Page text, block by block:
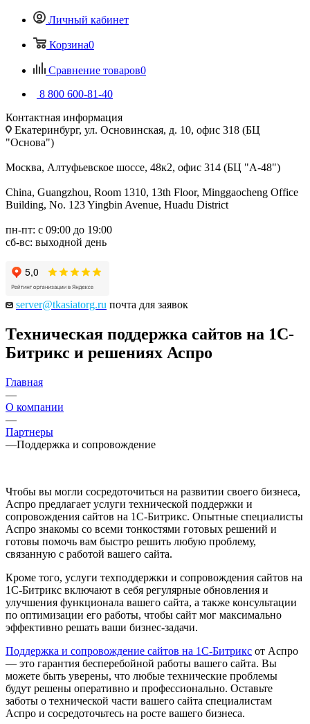
Личный кабинет
Корзина0
Сравнение товаров0
8 800 600-81-40
Контактная информация
Екатеринбург, ул. Основинская, д. 10, офис 318 (БЦ
"Основа")
Москва, Алтуфьевское шоссе, 48к2, офис 314 (БЦ "А-48")
China, Guangzhou, Room 1310, 13th Floor, Minggaocheng Office
Building, No. 123 Yingbin Avenue, Huadu District
пн-пт: с 09:00 до 19:00
сб-вс: выходной день
server@tkasiatorg.ru почта для заявок
Техническая поддержка сайтов на 1С-
Битрикс и решениях Аспро
Главная
—
О компании
—
Партнеры
—Поддержка и сопровождение
Чтобы вы могли сосредоточиться на развитии своего бизнеса,
Аспро предлагает услуги технической поддержки и
сопровождения сайтов на 1С-Битрикс. Опытные специалисты
Аспро знакомы со всеми тонкостями готовых решений и
готовы помочь вам быстро решить любую проблему,
связанную с работой вашего сайта.
Кроме того, услуги техподдержки и сопровождения сайтов на
1С-Битрикс включают в себя регулярные обновления и
улучшения функционала вашего сайта, а также консультации
по оптимизации его работы, чтобы сайт мог максимально
эффективно решать ваши бизнес-задачи.
Поддержка и сопровождение сайтов на 1С-Битрикс от Аспро
— это гарантия бесперебойной работы вашего сайта. Вы
можете быть уверены, что любые технические проблемы
будут решены оперативно и профессионально. Оставьте
заботы о технической части вашего сайта специалистам
Аспро и сосредоточьтесь на росте вашего бизнеса.